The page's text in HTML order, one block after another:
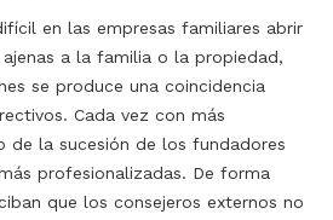
en las empresas familiares abrir
a la familia o la propiedad,
se produce una coincidencia
Cada vez con más
de la sucesión de los fundadores
profesionalizadas. De forma
que los consejeros externos no